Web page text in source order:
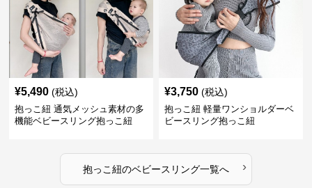
¥5,490 (税込)
抱っこ紐 通気メッシュ素材の多
機能ベビースリング抱っこ紐
¥3,750 (税込)
抱っこ紐 軽量ワンショルダーベ
ビースリング抱っこ紐
抱っこ紐のベビースリング一覧へ ›